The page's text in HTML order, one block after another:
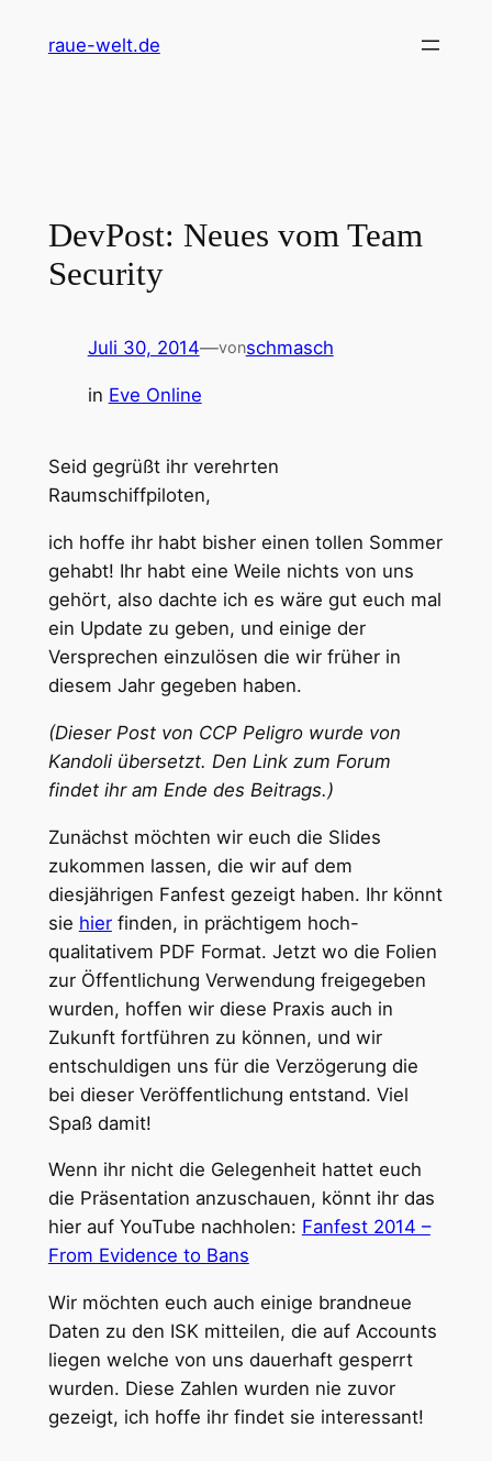
Inhaltraue-welt.de
DevPost: Neues vom Team
Security
Juli 30, 2014—vonschmasch
in Eve Online
Seid gegrüßt ihr verehrten
Raumschiffpiloten,
ich hoffe ihr habt bisher einen tollen Sommer
gehabt! Ihr habt eine Weile nichts von uns
gehört, also dachte ich es wäre gut euch mal
ein Update zu geben, und einige der
Versprechen einzulösen die wir früher in
diesem Jahr gegeben haben.
(Dieser Post von CCP Peligro wurde von
Kandoli übersetzt. Den Link zum Forum
findet ihr am Ende des Beitrags.)
Zunächst möchten wir euch die Slides
zukommen lassen, die wir auf dem
diesjährigen Fanfest gezeigt haben. Ihr könnt
sie hierfinden, in prächtigem hoch-
qualitativem PDF Format. Jetzt wo die Folien
zur Öffentlichung Verwendung freigegeben
wurden, hoffen wir diese Praxis auch in
Zukunft fortführen zu können, und wir
entschuldigen uns für die Verzögerung die
bei dieser Veröffentlichung entstand. Viel
Spaß damit!
Wenn ihr nicht die Gelegenheit hattet euch
die Präsentation anzuschauen, könnt ihr das
hier auf YouTube nachholen: Fanfest 2014 –
From Evidence to Bans
Wir möchten euch auch einige brandneue
Daten zu den ISK mitteilen, die auf Accounts
liegen welche von uns dauerhaft gesperrt
wurden. Diese Zahlen wurden nie zuvor
gezeigt, ich hoffe ihr findet sie interessant!